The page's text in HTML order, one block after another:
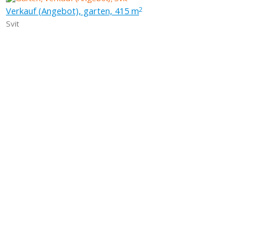
Verkauf (Angebot), garten, 415 m2
Svit